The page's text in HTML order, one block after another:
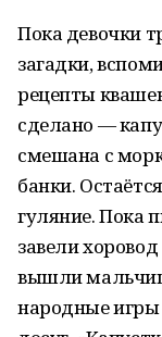
Пока девочки
загадки,
рецепты
сделано —
смешана с
банки.
гуляние. Пока
завели
вышли
народные